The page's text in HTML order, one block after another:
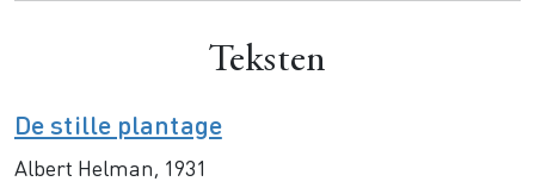
Teksten
De stille plantage
Albert Helman, 1931